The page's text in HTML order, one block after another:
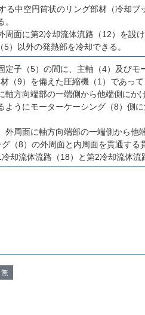
る中空円筒状のリング部材（冷却
周面に第2冷却流体流路（12）を設
）以外の発熱部を冷却できる。
定子（5）の間に、主軸（4）及び
（9）を備えた圧縮機（1）であって
軸方向端部の一端側から他端側に
ようにモーターケーシング（8）側
外周面に軸方向端部の一端側から他
（8）の外周面と内周面を貫通する
却流体流路（18）と第2冷却流体流
無